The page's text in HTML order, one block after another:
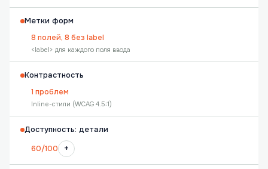
Метки форм
8 полей, 8 без label
<label> для каждого поля ввода
Контрастность
1 проблем
Inline-стили (WCAG 4.5:1)
Доступность: детали
60/100
+